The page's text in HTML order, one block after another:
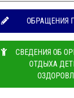
ОБРАЩЕНИЯ
СВЕДЕНИЯ ОБ
ОТДЫХА